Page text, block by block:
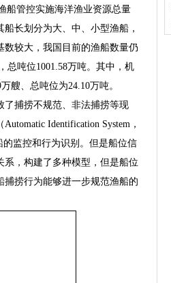
船管控实施海洋渔业资源总量
长划分为大、中、小型渔船，
较大，我国目前的渔船数量仍
总吨位1001.58万吨。其中，机
艘、总吨位为24.10万吨。
了捕捞不规范、非法捕捞等现
Identification System，
的监控和行为识别。但是船位信
，构建了多种模型，但是船位
捞行为能够进一步规范渔船的